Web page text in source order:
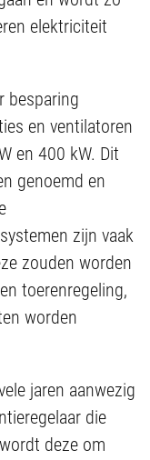
elektriciteit
besparing
en ventilatoren
en 400 kW. Dit
genoemd en
zijn vaak
zouden worden
toerenregeling,
worden
jaren aanwezig
die
deze om